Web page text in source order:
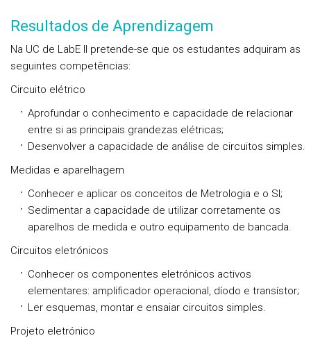
Resultados de Aprendizagem
Na UC de LabE II pretende-se que os estudantes adquiram as
seguintes competências:
Circuito elétrico
Aprofundar o conhecimento e capacidade de relacionar
entre si as principais grandezas elétricas;
Desenvolver a capacidade de análise de circuitos simples.
Medidas e aparelhagem
Conhecer e aplicar os conceitos de Metrologia e o SI;
Sedimentar a capacidade de utilizar corretamente os
aparelhos de medida e outro equipamento de bancada.
Circuitos eletrónicos
Conhecer os componentes eletrónicos activos
elementares: amplificador operacional, díodo e transístor;
Ler esquemas, montar e ensaiar circuitos simples.
Projeto eletrónico